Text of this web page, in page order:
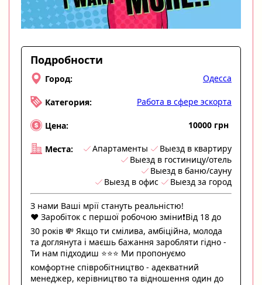
Подробности
Город: Одесса
Категория: Работа в сфере эскорта
Цена: 10000 грн
Места: Апартаменты
Выезд в квартиру
Выезд в гостиницу/отель
Выезд в баню/сауну
Выезд в офис
Выезд за город
З нами Ваші мрії стануть реальністю!
❤️ Заробіток с першої робочою зміни❗️Від 18 до
30 років 💸 Якщо ти смілива, амбіційна, молода
та доглянута і маєшь бажання заробляти гідно -
Ти нам підходиш ⭐️⭐️⭐️ Ми пропонуємо
комфортне співробітництво - адекватний
менеджер, керівництво та відношення один до